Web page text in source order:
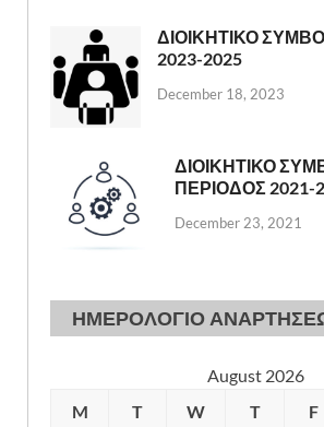
ΔΙΟΙΚΗΤΙΚΟ
2023-2025
December 18, 2023
ΔΙΟΙΚΗΤΙΚΟ
ΠΕΡΙΟΔΟΣ 2021-
December 23, 2021
ΗΜΕΡΟΛΟΓΙΟ
August 2026
M
T W T F